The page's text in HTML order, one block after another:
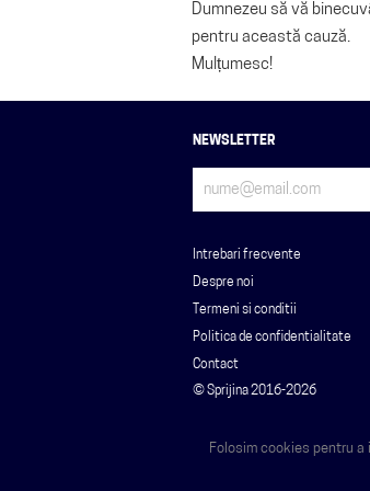
Dumnezeu să vă
pentru această cauză.
Mulțumesc!
NEWSLETTER
Intrebari frecvente
Despre noi
Termeni si conditii
Politica de confidentialitate
Contact
© Sprijina 2016-2026
Folosim cookies pentru